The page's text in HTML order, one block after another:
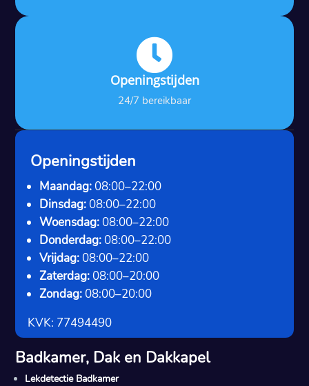

Openingstijden
24/7 bereikbaar
Openingstijden
Maandag: 08:00–22:00
Dinsdag: 08:00–22:00
Woensdag: 08:00–22:00
Donderdag: 08:00–22:00
Vrijdag: 08:00–22:00
Zaterdag: 08:00–20:00
Zondag: 08:00–20:00
KVK: 77494490
Badkamer, Dak en Dakkapel
Lekdetectie Badkamer